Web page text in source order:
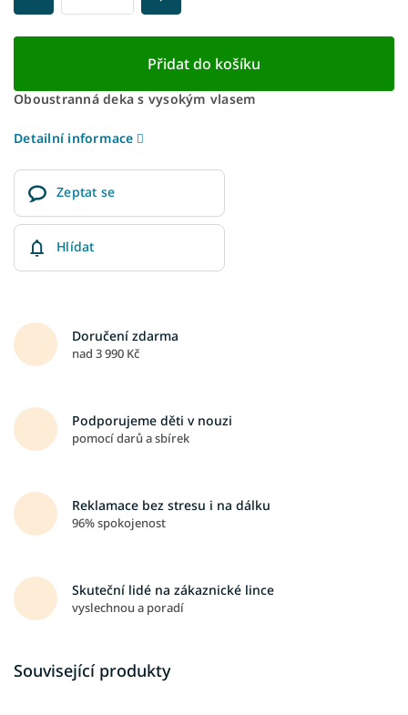
Přidat do košíku
Oboustranná deka s vysokým vlasem
Detailní informace
Zeptat se
Hlídat
Doručení zdarma
nad 3 990 Kč
Podporujeme děti v nouzi
pomocí darů a sbírek
Reklamace bez stresu i na dálku
96% spokojenost
Skuteční lidé na zákaznické lince
vyslechnou a poradí
Související produkty